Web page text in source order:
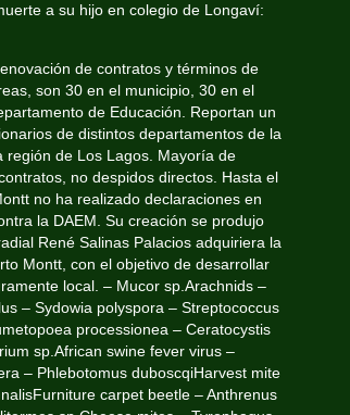
a su hijo en colegio de Longaví:
de contratos y términos de
son 30 en el municipio, 30 en el
de Educación. Reportan un
de distintos departamentos de la
región de Los Lagos. Mayoría de
no despidos directos. Hasta el
no ha realizado declaraciones en
la DAEM. Su creación se produjo
René Salinas Palacios adquiriera la
Montt, con el objetivo de desarrollar
local. – Mucor sp.Arachnids –
– Sydowia polyspora – Streptococcus
processionea – Ceratocystis
sp.African swine fever virus –
– Phlebotomus duboscqiHarvest mite
carpet beetle – Anthrenus